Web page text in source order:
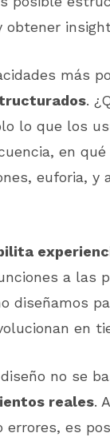
obtener
más
.
lo que los
en
euforia, y
a las
diseñamos
en
no se
reales.
es